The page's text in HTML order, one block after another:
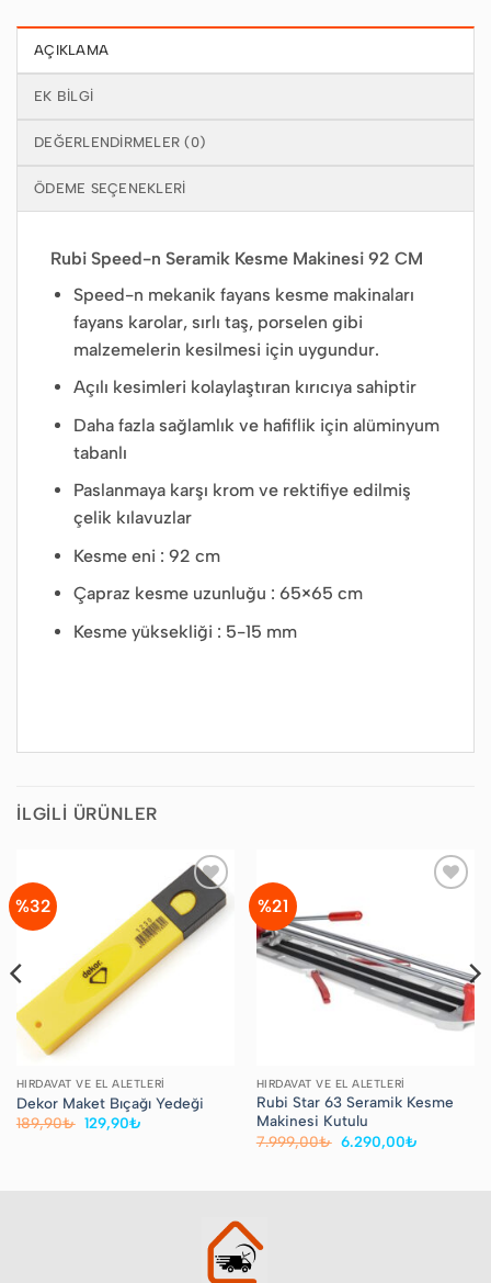
AÇIKLAMA
EK BILGI
DEĞERLENDIRMELER (0)
ÖDEME SEÇENEKLERI
Rubi Speed-n Seramik Kesme Makinesi 92 CM
Speed-n mekanik fayans kesme makinaları
fayans karolar, sırlı taş, porselen gibi
malzemelerin kesilmesi için uygundur.
Açılı kesimleri kolaylaştıran kırıcıya sahiptir
Daha fazla sağlamlık ve hafiflik için alüminyum
tabanlı
Paslanmaya karşı krom ve rektifiye edilmiş
çelik kılavuzlar
Kesme eni : 92 cm
Çapraz kesme uzunluğu : 65×65 cm
Kesme yüksekliği : 5-15 mm
İLGILI ÜRÜNLER
%32
Favorilere
Ekle
HIRDAVAT VE EL ALETLERI
Dekor Maket Bıçağı Yedeği
189,90₺ Orijinal
fiyat:
129,90₺
%21
HIRDAVAT VE EL ALETLERI
Rubi Star 63 Seramik Kesme
Makinesi Kutulu
7.999,00₺ Orijinal
6.290,00₺